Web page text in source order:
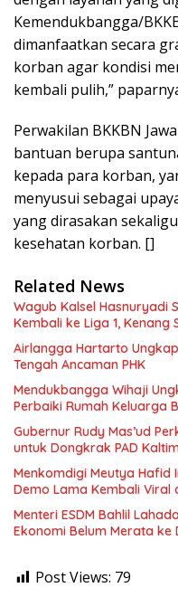
Kemendukbangga/
dimanfaatkan secara
korban agar kondisi
kembali pulih,”
Perwakilan BKKBN
bantuan berupa
kepada para korban,
menyusui sebagai
yang dirasakan
kesehatan korban. []
Related News
Wagub Kalsel Hasnuryadi
Kembali ke Liga 1, Kenang
Airlangga Hartarto
Tengah Ancaman PHK
Mendukbangga Wihaji
Perbaiki Rumah Keluarga
Gubernur Rudy Mas’ud
untuk Dongkrak PAD Kaltim
Menkomdigi Meutya Hafid
Demo Lama Kembali Viral
Menteri ESDM Bahlil
Ekonomi Belum Merata ke
Post Views: 79